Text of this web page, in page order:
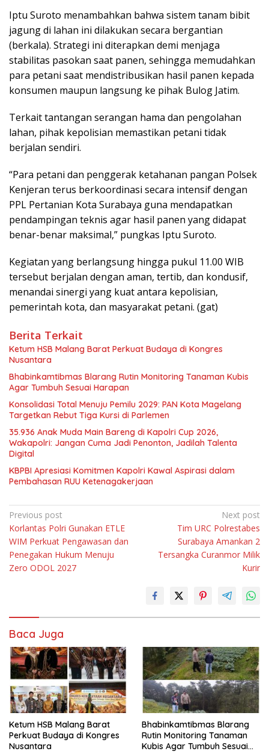
Iptu Suroto menambahkan bahwa sistem tanam bibit
jagung di lahan ini dilakukan secara bergantian
(berkala). Strategi ini diterapkan demi menjaga
stabilitas pasokan saat panen, sehingga memudahkan
para petani saat mendistribusikan hasil panen kepada
konsumen maupun langsung ke pihak Bulog Jatim.
Terkait tantangan serangan hama dan pengolahan
lahan, pihak kepolisian memastikan petani tidak
berjalan sendiri.
“Para petani dan penggerak ketahanan pangan Polsek
Kenjeran terus berkoordinasi secara intensif dengan
PPL Pertanian Kota Surabaya guna mendapatkan
pendampingan teknis agar hasil panen yang didapat
benar-benar maksimal,” pungkas Iptu Suroto.
Kegiatan yang berlangsung hingga pukul 11.00 WIB
tersebut berjalan dengan aman, tertib, dan kondusif,
menandai sinergi yang kuat antara kepolisian,
pemerintah kota, dan masyarakat petani. (gat)
Berita Terkait
Ketum HSB Malang Barat Perkuat Budaya di Kongres
Nusantara
Bhabinkamtibmas Blarang Rutin Monitoring Tanaman Kubis
Agar Tumbuh Sesuai Harapan
Konsolidasi Total Menuju Pemilu 2029: PAN Kota Magelang
Targetkan Rebut Tiga Kursi di Parlemen
35.936 Anak Muda Main Bareng di Kapolri Cup 2026,
Wakapolri: Jangan Cuma Jadi Penonton, Jadilah Talenta
Digital
KBPBI Apresiasi Komitmen Kapolri Kawal Aspirasi dalam
Pembahasan RUU Ketenagakerjaan
Navigasi
pos
Previous post
Korlantas Polri Gunakan ETLE
WIM Perkuat Pengawasan dan
Penegakan Hukum Menuju
Zero ODOL 2027
Next post
Tim URC Polrestabes
Surabaya Amankan 2
Tersangka Curanmor Milik
Kurir
Baca Juga
Ketum HSB Malang Barat
Perkuat Budaya di Kongres
Nusantara
Bhabinkamtibmas Blarang
Rutin Monitoring Tanaman
Kubis Agar Tumbuh Sesuai